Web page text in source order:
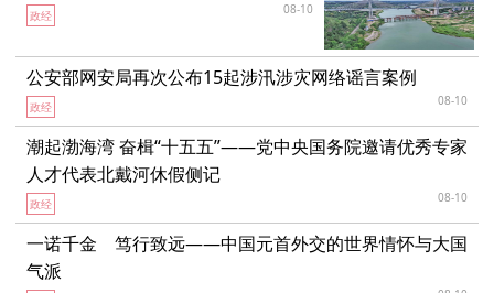
政经 08-10
公安部网安局再次公布15起涉汛涉灾网络谣言案例
政经 08-10
潮起渤海湾 奋楫“十五五”——党中央国务院邀请优秀专家
人才代表北戴河休假侧记
政经 08-10
一诺千金 笃行致远——中国元首外交的世界情怀与大国
气派